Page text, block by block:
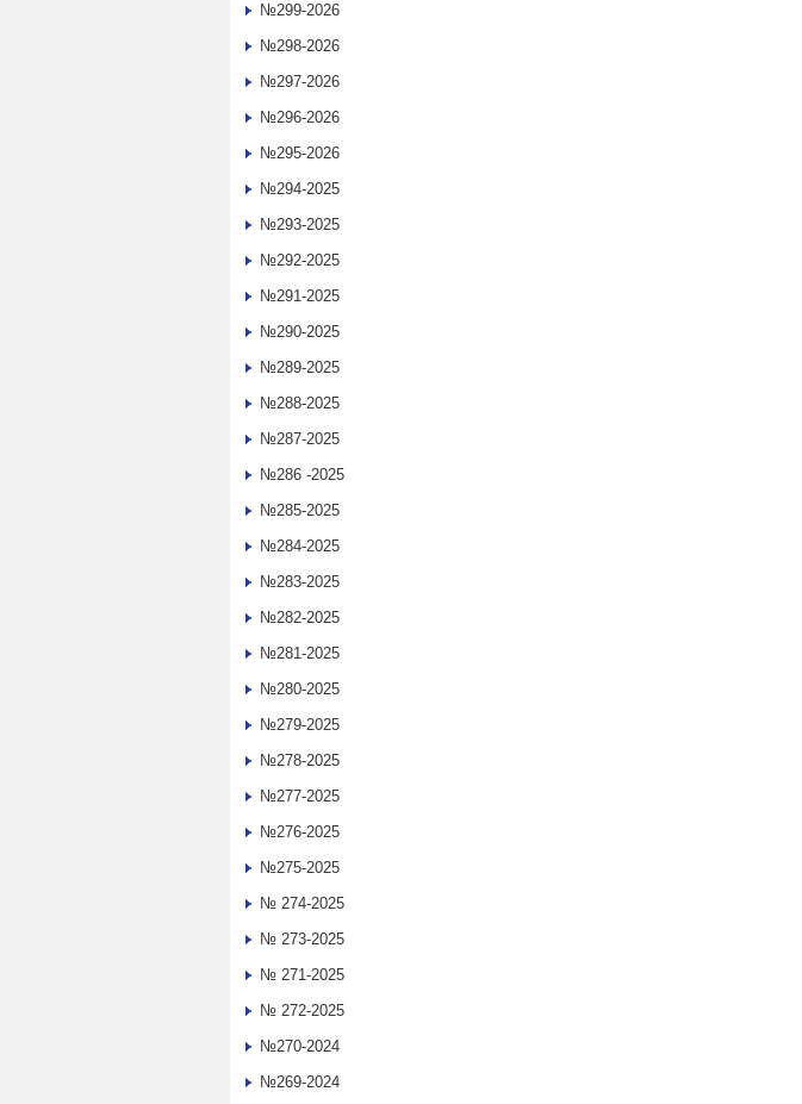
№299-2026
№298-2026
№297-2026
№296-2026
№295-2026
№294-2025
№293-2025
№292-2025
№291-2025
№290-2025
№289-2025
№288-2025
№287-2025
№286 -2025
№285-2025
№284-2025
№283-2025
№282-2025
№281-2025
№280-2025
№279-2025
№278-2025
№277-2025
№276-2025
№275-2025
№ 274-2025
№ 273-2025
№ 271-2025
№ 272-2025
№270-2024
№269-2024